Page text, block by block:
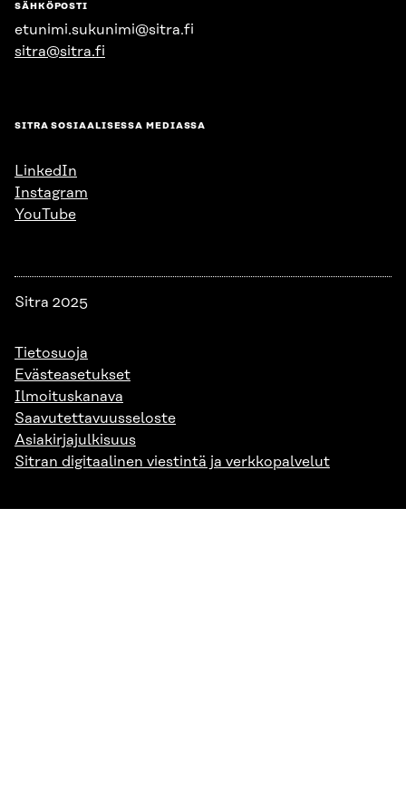
SÄHKÖPOSTI
etunimi.sukunimi@sitra.fi
sitra@sitra.fi
SITRA SOSIAALISESSA MEDIASSA
LinkedIn
Instagram
YouTube
Sitra 2025
Tietosuoja
Evästeasetukset
Ilmoituskanava
Saavutettavuusseloste
Asiakirjajulkisuus
Sitran digitaalinen viestintä ja verkkopalvelut